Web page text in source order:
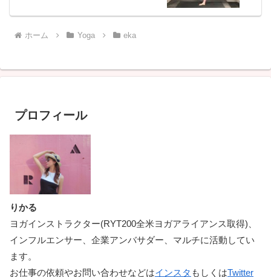
ホーム Yoga eka
プロフィール
りかる
ヨガインストラクター(RYT200全米ヨガアライアンス取得)、
インフルエンサー、企業アンバサダー、マルチに活動してい
ます。
お仕事の依頼やお問い合わせなどはインスタ もしくはTwitter